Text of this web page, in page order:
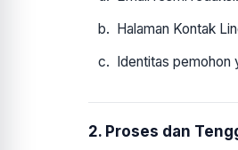
Halaman Kontak
Identitas pemohon
2. Proses dan